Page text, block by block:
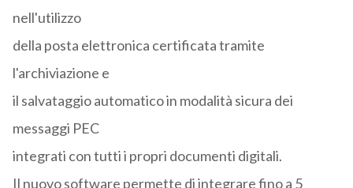
nell'utilizzo
della posta elettronica certificata tramite
l'archiviazione e
il salvataggio automatico in modalità sicura dei
messaggi PEC
integrati con tutti i propri documenti digitali.
Il nuovo software permette di integrare fino a 5